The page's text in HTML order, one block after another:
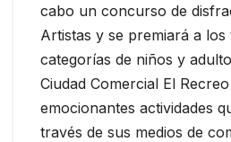
cabo un concurso de
Artistas y se premiará a
categorías de niños y
Ciudad Comercial El
emocionantes actividades
través de sus medios de